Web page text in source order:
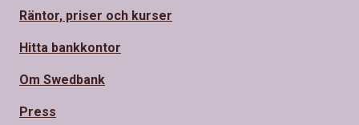
Räntor, priser och kurser
Hitta bankkontor
Om Swedbank
Press